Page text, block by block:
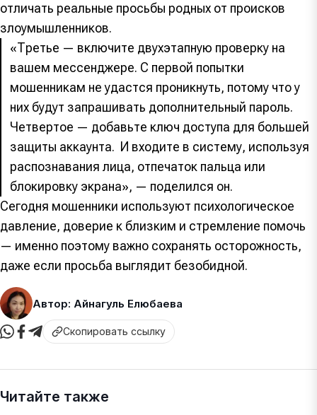
отличать реальные просьбы родных от происков
злоумышленников.
«Третье — включите двухэтапную проверку на
вашем мессенджере. С первой попытки
мошенникам не удастся проникнуть, потому что у
них будут запрашивать дополнительный пароль.
Четвертое — добавьте ключ доступа для большей
защиты аккаунта. И входите в систему, используя
распознавания лица, отпечаток пальца или
блокировку экрана», — поделился он.
Сегодня мошенники используют психологическое
давление, доверие к близким и стремление помочь
— именно поэтому важно сохранять осторожность,
даже если просьба выглядит безобидной.
Автор: Айнагуль Елюбаева
Скопировать ссылку
Читайте также